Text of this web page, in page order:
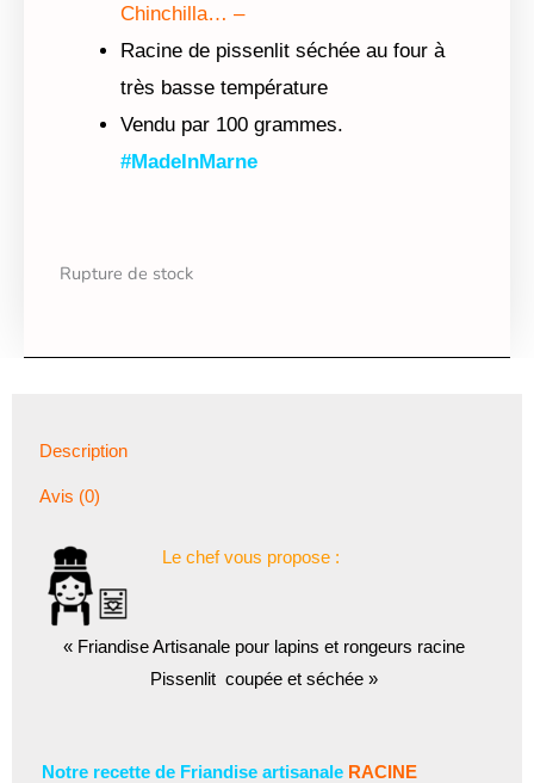
Chinchilla… –
Racine de pissenlit séchée au four à
très basse température
Vendu par 100 grammes.
#MadeInMarne
Rupture de stock
Description
Avis (0)
Le chef vous propose :
« Friandise Artisanale pour lapins et rongeurs racine
Pissenlit coupée et séchée »
Notre recette de Friandise artisanale RACINE